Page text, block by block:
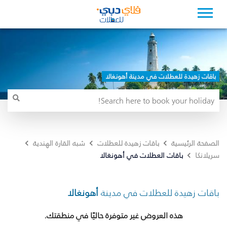
باقات زهيدة للعطلات في مدينة أهونغالا
الصفحة الرئيسية باقات زهيدة للعطلات
شبه القارة الهندية
سريلانكا
باقات العطلات في أهونغالا
باقات زهيدة للعطلات في مدينةأهونغالا
هذه العروض غير متوفرة حاليًا في منطقتك.